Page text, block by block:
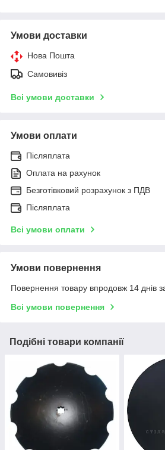
Умови доставки
Нова Пошта
Самовивіз
Всі умови доставки
Умови оплати
Післяплата
Оплата на рахунок
Безготівковий розрахунок з ПДВ
Післяплата
Всі умови оплати
Умови повернення
Повернення товару впродовж 14 днів
Всі умови повернення
Подібні товари компанії